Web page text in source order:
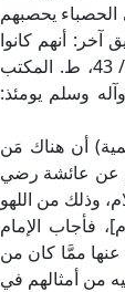
الحصباء يحصبهم
آخر: أنهم كانوا
في المسجد، وروى أحمد في "مسنده"- وحسَّنه الحافظ ابن حجر في "تغليق التعليق" (2/ 43، ط. المكتب
وسلم يومئذ:
(1/ 269-270، ط. دار الكتب العلمية) أن هناك مَن
عن عائشة رضي
وذلك من اللهو
فأجاب الإمام
ممَّا كان من
من أمثالهم في